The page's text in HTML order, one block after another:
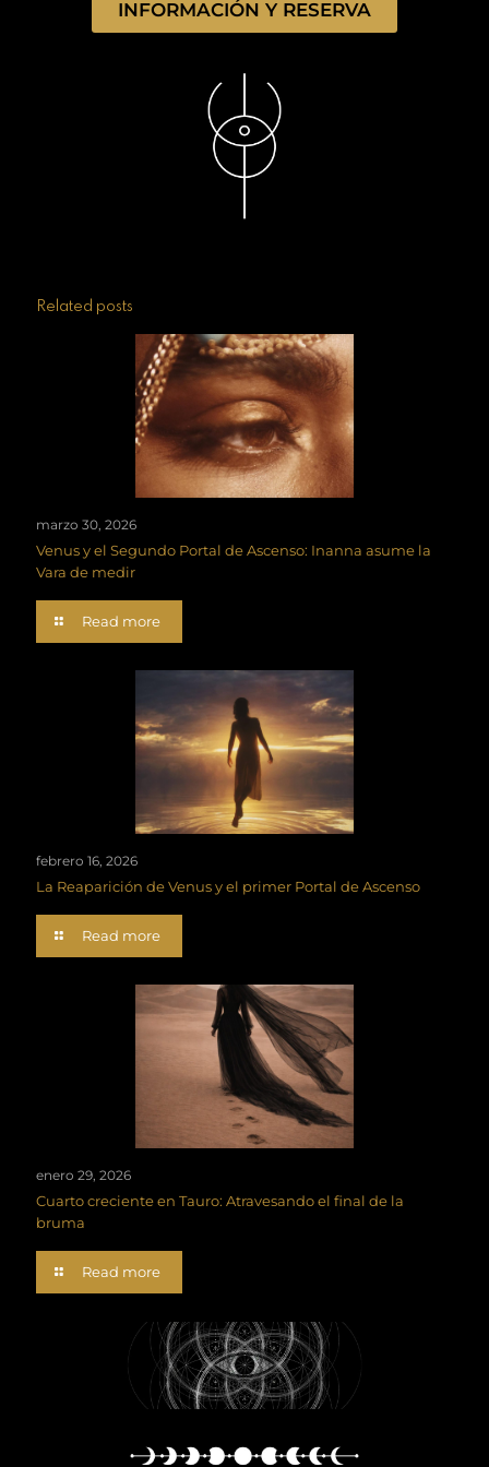
INFORMACIÓN Y RESERVA
Related posts
marzo 30, 2026
Venus y el Segundo Portal de Ascenso: Inanna asume la
Vara de medir
Read more
febrero 16, 2026
La Reaparición de Venus y el primer Portal de Ascenso
Read more
enero 29, 2026
Cuarto creciente en Tauro: Atravesando el final de la
bruma
Read more